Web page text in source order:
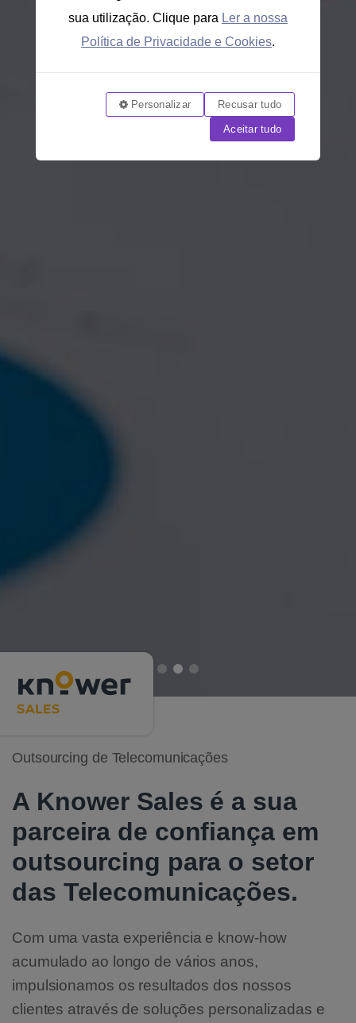
Outsourcing de Telecomunicações
A Knower Sales é a sua
parceira de confiança em
outsourcing para o setor
das Telecomunicações.
Com uma vasta experiência e know-how
acumulado ao longo de vários anos,
impulsionamos os resultados dos nossos
clientes através de soluções personalizadas e
sua utilização. Clique para Ler a nossa
Política de Privacidade e Cookies.
Personalizar Recusar tudo
Aceitar tudo